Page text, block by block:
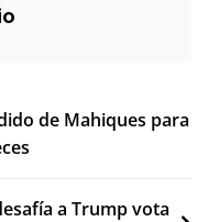
de Mahiques para
a Trump vota